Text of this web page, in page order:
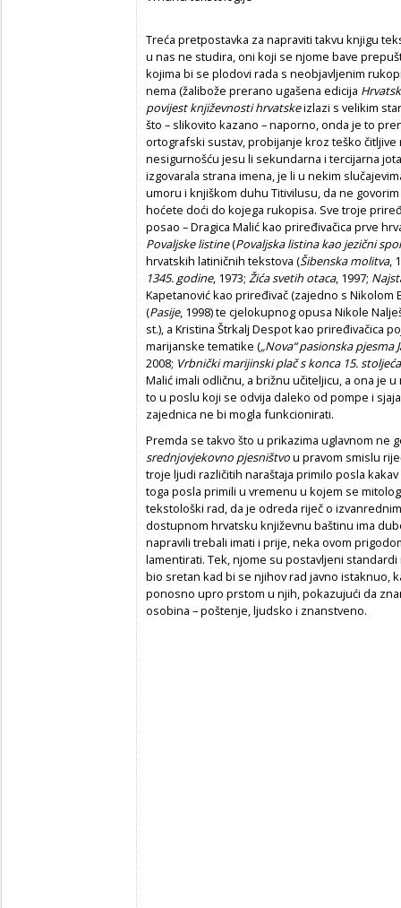
Treća pretpostavka za napraviti takvu knjigu
u nas ne studira, oni koji se njome bave
kojima bi se plodovi rada s neobjavljenim
nema (žalibože prerano ugašena edicija
povijest književnosti hrvatskeizlazi s velikim
što – slikovito kazano – naporno, onda je to
ortografski sustav, probijanje kroz teško
nesigurnošću jesu li sekundarna i tercijarna
izgovarala strana imena, je li u nekim
umoru i knjiškom duhu Titivilusu, da ne
hoćete doći do kojega rukopisa. Sve troje
posao – Dragica Malić kao priređivačica prve
Povaljske listine(Povaljska listina kao jezični
hrvatskih latiničnih tekstova (Šibenska molitva,
1345. godine, 1973; Žića svetih otaca, 1997;
Kapetanović kao priređivač (zajedno s
(Pasije, 1998) te cjelokupnog opusa Nikole
st.), a Kristina Štrkalj Despot kao priređivačica
marijanske tematike („Nova“ pasionska pjesma
2008; Vrbnički marijinski plačs konca 15. stoljeća
Malić imali odličnu, a brižnu učiteljicu, a ona je
to u poslu koji se odvija daleko od pompe i
zajednica ne bi mogla funkcionirati.
Premda se takvo što u prikazima uglavnom ne
srednjovjekovno pjesništvou pravom smislu
troje ljudi različitih naraštaja primilo posla
toga posla primili u vremenu u kojem se
tekstološki rad, da je odreda riječ o
dostupnom hrvatsku književnu baštinu ima
napravili trebali imati i prije, neka ovom
lamentirati. Tek, njome su postavljeni
bio sretan kad bi se njihov rad javno istaknuo,
ponosno upro prstom u njih, pokazujući da
osobina – poštenje, ljudsko i znanstveno.